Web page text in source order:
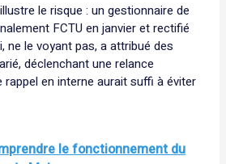
le risque : un gestionnaire de
FCTU en janvier et rectifié
ne le voyant pas, a attribué des
déclenchant une relance
rappel en interne aurait suffi à éviter
le fonctionnement du